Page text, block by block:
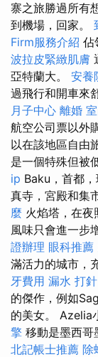
寨之旅勝過所有
到機場，回家。
Firm服務介紹 佔
波拉皮緊緻肌膚
亞特蘭大。 安養
過飛行和開車來
月子中心 離婚
航空公司票以外
以在該地區自由
是一個特殊但被
ip Baku，首都
真寺，宮殿和集
麼 火焰塔，在夜
風味只會進一步
證辦理 眼科推薦
滿活力的城市，
牙費用 漏水 打針
的傑作，例如
的美女。 Azelia
擎 移動是墨西哥
北記帳士推薦 除